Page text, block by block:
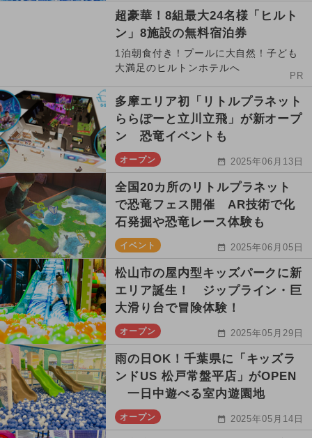
超豪華！8組最大24名様「ヒルト
ン」8施設の無料宿泊券
1泊朝食付き！プールに大自然！子ども
大満足のヒルトンホテルへ
PR
多摩エリア初「リトルプラネット
ららぽーと立川立飛」が新オープ
ン 恐竜イベントも
オープン 2025年06月13日
全国20カ所のリトルプラネット
で恐竜フェス開催 AR技術で化
石発掘や恐竜レース体験も
イベント 2025年06月05日
松山市の屋内型キッズパークに新
エリア誕生！ ジップライン・巨
大滑り台で冒険体験！
オープン 2025年05月29日
雨の日OK！千葉県に「キッズラ
ンドUS 松戸常盤平店」がOPEN
一日中遊べる室内遊園地
オープン 2025年05月14日